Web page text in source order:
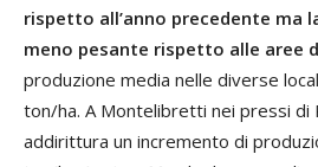
rispetto all’anno precedente ma
meno pesante rispetto alle aree
produzione media nelle diverse
ton/ha. A Montelibretti nei pressi di
addirittura un incremento di